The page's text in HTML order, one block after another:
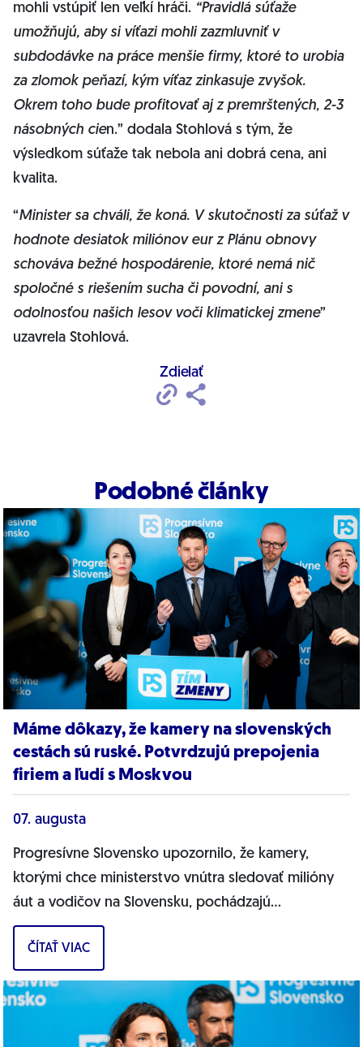
mohli vstúpiť len veľkí hráči. “Pravidlá súťaže
umožňujú, aby si víťazi mohli zazmluvniť v
subdodávke na práce menšie firmy, ktoré to urobia
za zlomok peňazí, kým víťaz zinkasuje zvyšok.
Okrem toho bude profitovať aj z premrštených, 2-3
násobných cien.” dodala Stohlová s tým, že
výsledkom súťaže tak nebola ani dobrá cena, ani
kvalita.
“Minister sa chváli, že koná. V skutočnosti za súťaž v
hodnote desiatok miliónov eur z Plánu obnovy
schováva bežné hospodárenie, ktoré nemá nič
spoločné s riešením sucha či povodní, ani s
odolnosťou našich lesov voči klimatickej zmene”
uzavrela Stohlová.
Zdielať
Podobné články
Máme dôkazy, že kamery na slovenských
cestách sú ruské. Potvrdzujú prepojenia
firiem a ľudí s Moskvou
07. augusta
Progresívne Slovensko upozornilo, že kamery,
ktorými chce ministerstvo vnútra sledovať milióny
áut a vodičov na Slovensku, pochádzajú
pravdepodobne z Ruska. Dnes hnutie prinieslo
dôkazy,...
ČÍTAŤ VIAC